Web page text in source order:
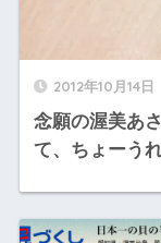
2012年10月14日
念願の渥美あ
て、ちょーう